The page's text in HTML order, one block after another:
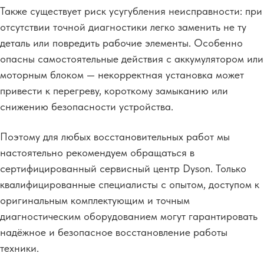
Также существует риск усугубления неисправности: при
отсутствии точной диагностики легко заменить не ту
деталь или повредить рабочие элементы. Особенно
опасны самостоятельные действия с аккумулятором или
моторным блоком — некорректная установка может
привести к перегреву, короткому замыканию или
снижению безопасности устройства.
Поэтому для любых восстановительных работ мы
настоятельно рекомендуем обращаться в
сертифицированный сервисный центр Dyson. Только
квалифицированные специалисты с опытом, доступом к
оригинальным комплектующим и точным
диагностическим оборудованием могут гарантировать
надёжное и безопасное восстановление работы
техники.